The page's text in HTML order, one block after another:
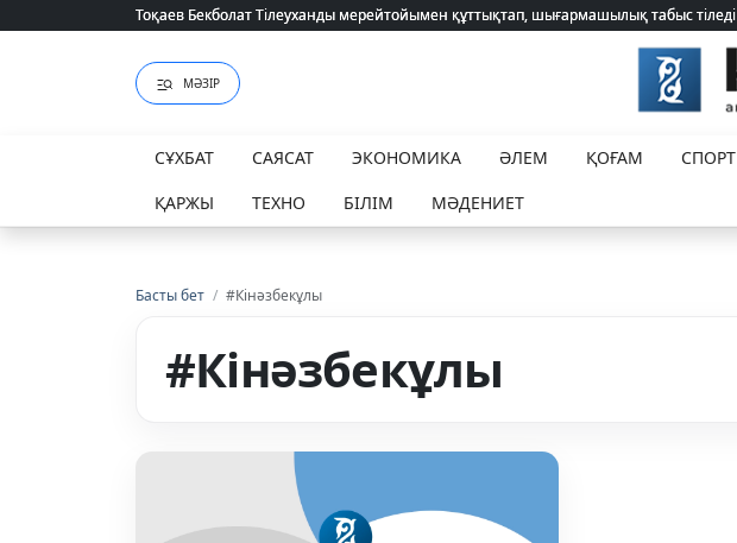
Тоқаев Бекболат Тілеуханды мерейтойымен құттықтап, шығармашылық табыс тіледі
Тоқаев Бекболат Тілеуханды мерейтойымен құттықтап, шығармашылық табыс тіледі
МӘЗІР
СҰХБАТ САЯСАТ ЭКОНОМИКА ӘЛЕМ ҚОҒАМ СПОРТ
ҚАРЖЫ
ТЕХНО БІЛІМ МӘДЕНИЕТ
Басты бет / #Кінәзбекұлы
#Кінәзбекұлы